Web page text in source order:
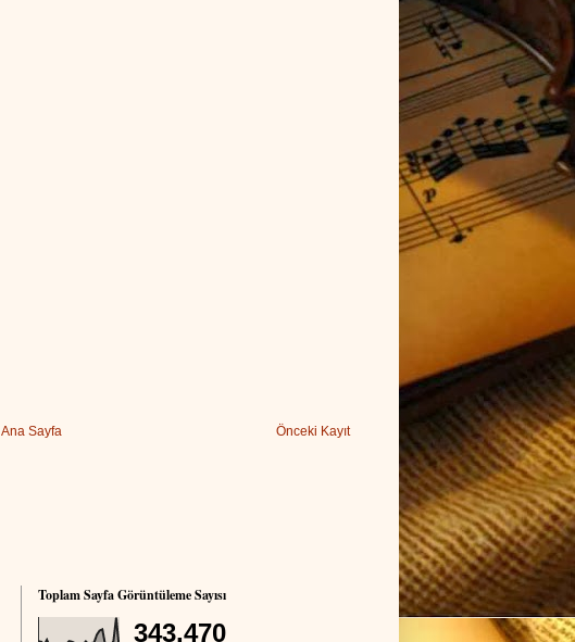
Önceki Kayıt
Ana Sayfa
Toplam Sayfa Görüntüleme Sayısı
343,470